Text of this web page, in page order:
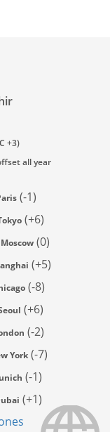
+3)
all year
(-1)
(+6)
Moscow (0)
(+5)
(-8)
(+6)
(-2)
York (-7)
(-1)
(+1)